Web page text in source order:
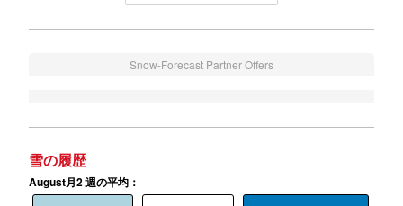
Snow-Forecast Partner Offers
雪の履歴
August月2 週の平均：